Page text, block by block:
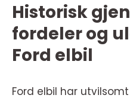
Historisk
fordeler og
Ford elbil
Ford elbil har